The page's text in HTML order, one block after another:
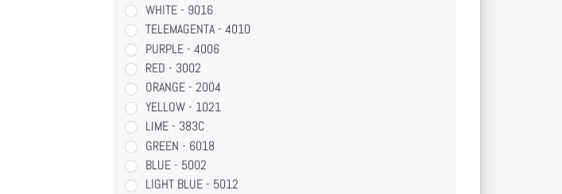
WHITE - 9016
TELEMAGENTA - 4010
PURPLE - 4006
RED - 3002
ORANGE - 2004
YELLOW - 1021
LIME - 383C
GREEN - 6018
BLUE - 5002
LIGHT BLUE - 5012